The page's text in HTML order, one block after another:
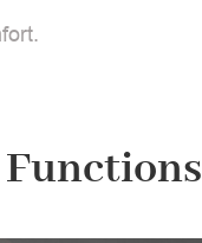
Functions